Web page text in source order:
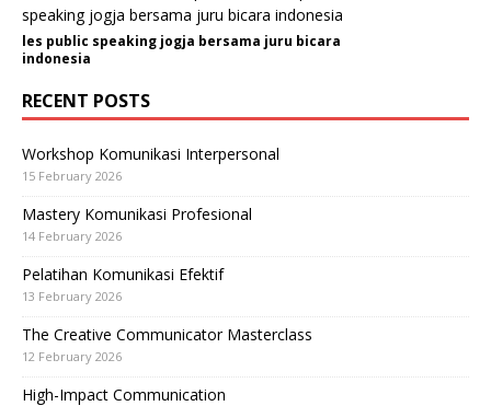
les public speaking jogja bersama juru bicara
indonesia
RECENT POSTS
Workshop Komunikasi Interpersonal
15 February 2026
Mastery Komunikasi Profesional
14 February 2026
Pelatihan Komunikasi Efektif
13 February 2026
The Creative Communicator Masterclass
12 February 2026
High-Impact Communication